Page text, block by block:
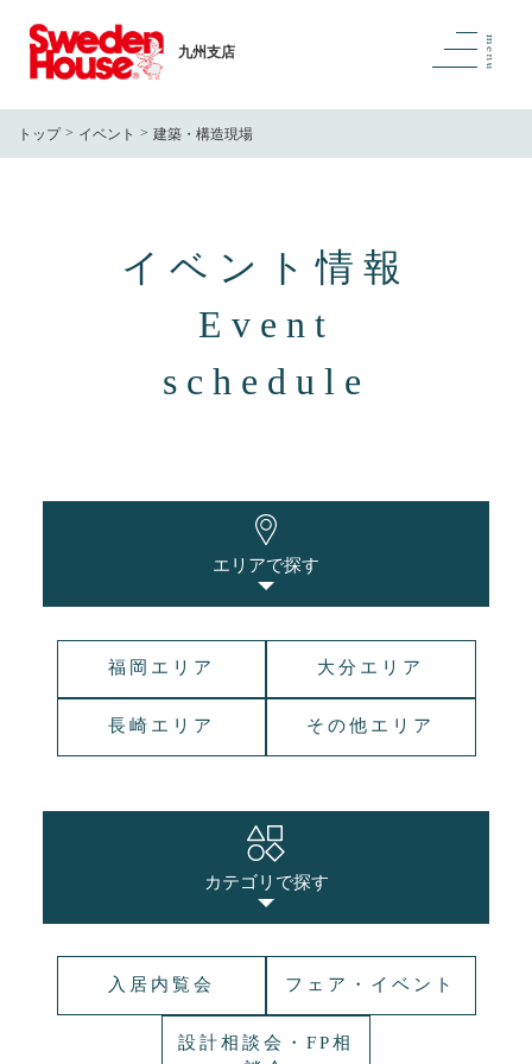
九州支店
トップ イベント 建築・構造現場
イベント情報
Event
schedule
エリアで探す
福岡エリア 大分エリア
長崎エリア その他エリア
カテゴリで探す
入居内覧会 フェア・イベント
設計相談会・FP相